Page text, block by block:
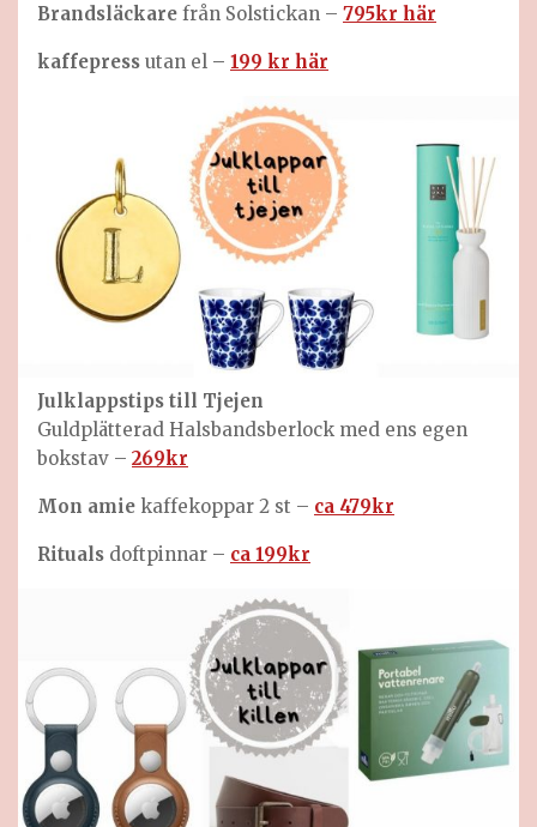
Brandsläckare från Solstickan – 795kr här
kaffepress utan el – 199 kr här
Julklappstips till Tjejen
Guldplätterad Halsbandsberlock med ens egen
bokstav – 269kr
Mon amie kaffekoppar 2 st – ca 479kr
Rituals doftpinnar – ca 199kr